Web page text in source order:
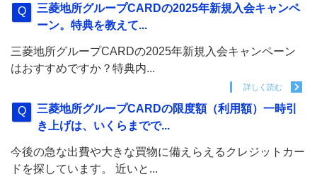
三菱地所グループCARDの2025年新規入会キャンペ
ーン。特典を教えて...
三菱地所グループCARDの2025年新規入会キャンペーン
はおすすめですか？特典内...
詳しく読む
三菱地所グループCARDの限度額（利用額）一時引
き上げは、いくらまでで...
今後の急な出費や大きな買物に備えらえるクレジットカー
ドを探しています。 近いと...